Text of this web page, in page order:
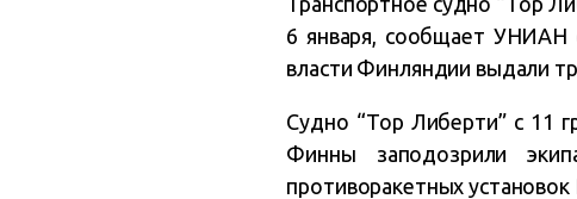
6 января, сообщает УНИАН
власти Финляндии выдали
Судно “Тор Либерти” с 11
Финны заподозрили
противоракетных